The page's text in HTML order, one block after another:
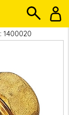
: 1400020